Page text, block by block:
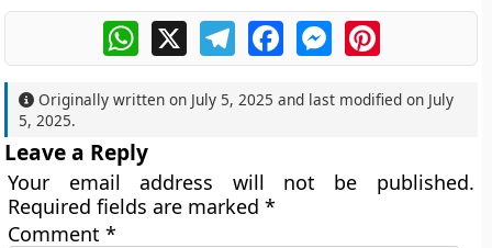
WhatsApp
X TelegramFacebookMessengerPinterest
Originally written on July 5, 2025 and last modified on July
5, 2025.
Leave a Reply
Your email address will not be published.
Required fields are marked*
Comment*